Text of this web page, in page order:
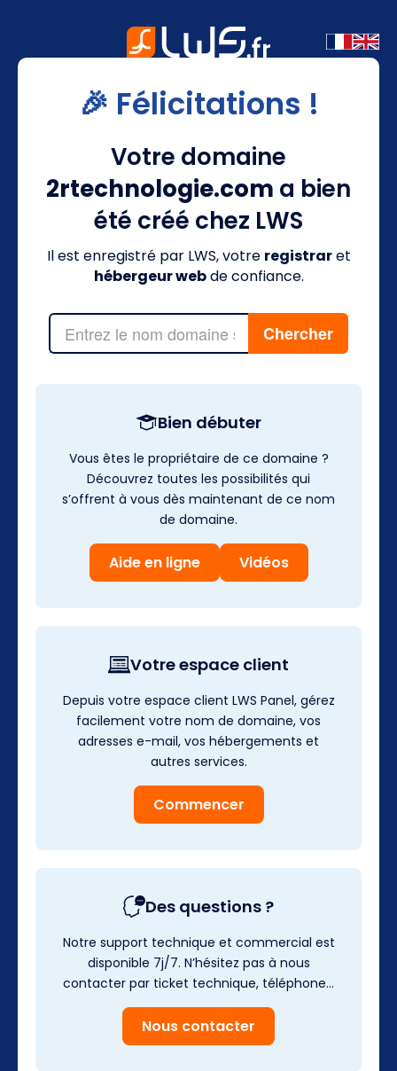
🎉 Félicitations !
Votre domaine
2rtechnologie.com a bien
été créé chez LWS
Il est enregistré par LWS, votre registraret
hébergeur webde confiance.
Bien débuter
Vous êtes le propriétaire de ce domaine ?
Découvrez toutes les possibilités qui
s’offrent à vous dès maintenant de ce nom
de domaine.
Aide en ligne Vidéos
Votre espace client
Depuis votre espace client LWS Panel, gérez
facilement votre nom de domaine, vos
adresses e-mail, vos hébergements et
autres services.
Commencer
Des questions ?
Notre support technique et commercial est
disponible 7j/7. N’hésitez pas à nous
contacter par ticket technique, téléphone…
Nous contacter